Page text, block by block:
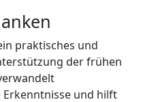
praktisches und
der frühen
und hilft